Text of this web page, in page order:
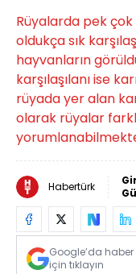
Rüyalarda pek
oldukça sık
hayvanların
karşılaşılanı ise
rüyada yer alan
olarak rüyalar
Habertürk
Google’da haber
için tıklayın